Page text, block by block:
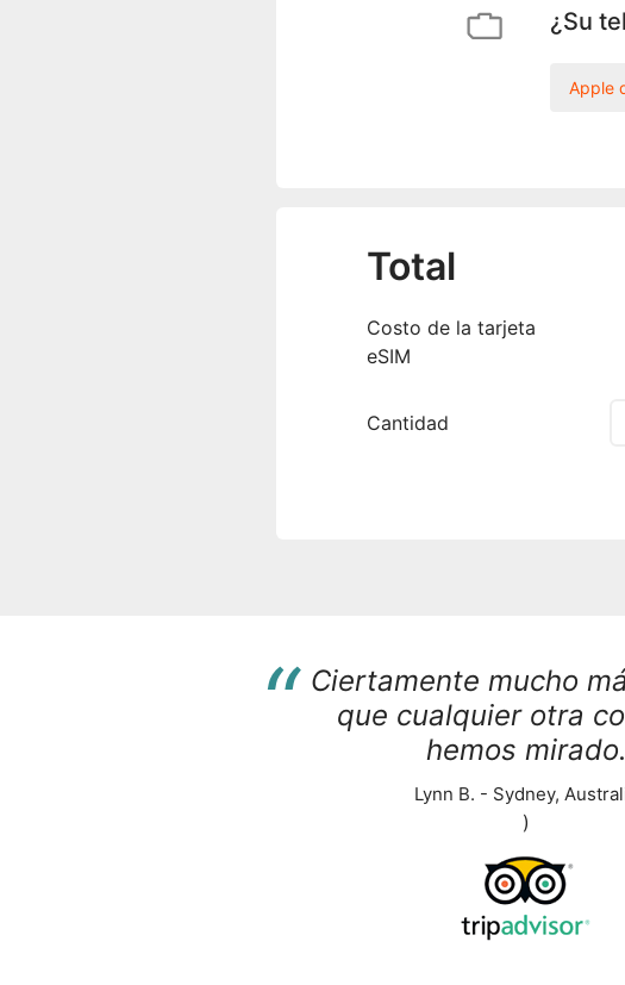
¿Su
Apple
Total
Costo de la tarjeta
eSIM
Cantidad
“ Ciertamente mucho
que cualquier otra
hemos mirado.
Lynn B. - Sydney,
)